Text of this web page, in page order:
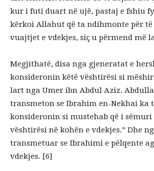
kur i futi duart në ujë, pastaj e fshiu
kërkoi Allahut që ta ndihmonte për
vuajtjet e vdekjes, siç u përmend më
Megjithatë, disa nga gjeneratat e
konsideronin këtë vështirësi si
lart nga Umer ibn Abdul Aziz.
transmeton se Ibrahim en-Nekhai ka
konsideronin si mustehab që i sëmuri
vështirësi në kohën e vdekjes.” Dhe
transmetuar se Ibrahimi e pëlqente
vdekjes. [6]